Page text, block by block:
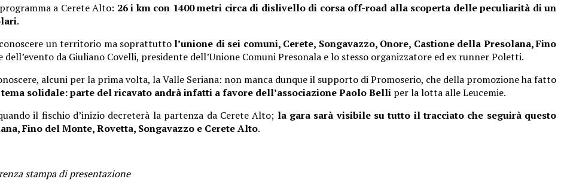
a Cerete Alto: 26 i km con 1400 metri circa di dislivello di corsa off-road alla scoperta delle peculiarità di un
.
un territorio ma soprattutto l’unione di sei comuni, Cerete, Songavazzo, Onore, Castione della Presolana, Fino
da Giuliano Covelli, presidente dell’Unione Comuni Presonala e lo stesso organizzatore ed ex runner Poletti.
alcuni per la prima volta, la Valle Seriana: non manca dunque il supporto di Promoserio, che della promozione ha fatto
solidale: parte del ricavato andrà infatti a favore dell’associazione Paolo Belli per la lotta alle Leucemie.
il fischio d’inizio decreterà la partenza da Cerete Alto; la gara sarà visibile su tutto il tracciato che seguirà questo
Fino del Monte, Rovetta, Songavazzo e Cerete Alto.
stampa di presentazione